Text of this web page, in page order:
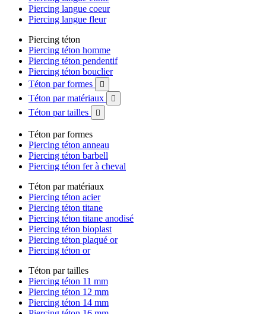
Piercing langue coeur
Piercing langue fleur
Piercing téton
Piercing téton homme
Piercing téton pendentif
Piercing téton bouclier
Téton par formes

Téton par matériaux 
Téton par tailles 
Téton par formes
Piercing téton anneau
Piercing téton barbell
Piercing téton fer à cheval
Téton par matériaux
Piercing téton acier
Piercing téton titane
Piercing téton titane anodisé
Piercing téton bioplast
Piercing téton plaqué or
Piercing téton or
Téton par tailles
Piercing téton 11 mm
Piercing téton 12 mm
Piercing téton 14 mm